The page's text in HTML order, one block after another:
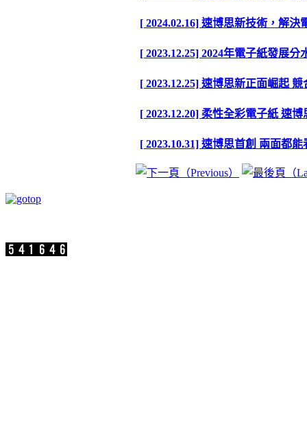
[ 2024.02.16] 速博思新技術，解決
[ 2023.12.25] 2024年電子紙發展
[ 2023.12.25] 速博思新正面崛起
[ 2023.12.20] 柔性全彩電子紙 速
[ 2023.10.31] 速博思首創 兩面都